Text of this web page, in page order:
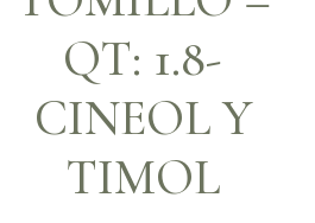
QT: 1.8-
CINEOL Y
TIMOL